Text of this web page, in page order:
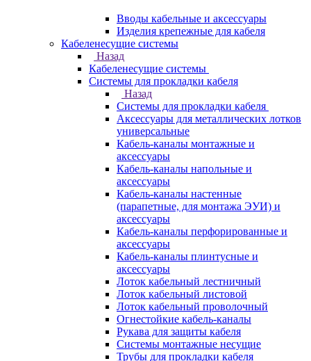
Вводы кабельные и аксессуары
Изделия крепежные для кабеля
Кабеленесущие системы
Назад
Кабеленесущие системы
Системы для прокладки кабеля
Назад
Системы для прокладки кабеля
Аксессуары для металлических лотков
универсальные
Кабель-каналы монтажные и
аксессуары
Кабель-каналы напольные и
аксессуары
Кабель-каналы настенные
(парапетные, для монтажа ЭУИ) и
аксессуары
Кабель-каналы перфорированные и
аксессуары
Кабель-каналы плинтусные и
аксессуары
Лоток кабельный лестничный
Лоток кабельный листовой
Лоток кабельный проволочный
Огнестойкие кабель-каналы
Рукава для защиты кабеля
Системы монтажные несущие
Трубы для прокладки кабеля